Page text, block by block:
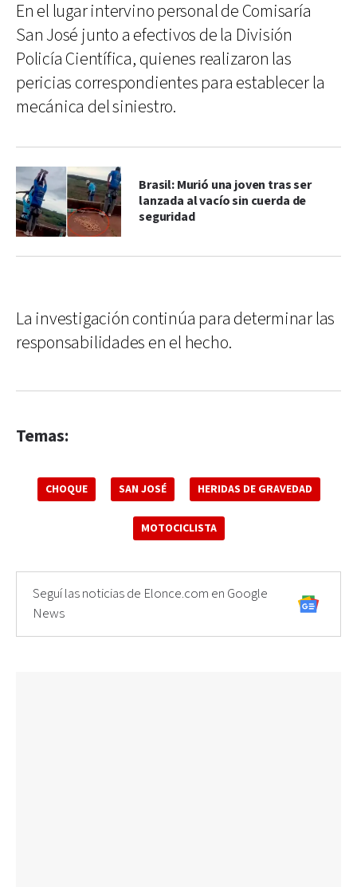
En el lugar intervino personal de Comisaría
San José junto a efectivos de la División
Policía Científica, quienes realizaron las
pericias correspondientes para establecer la
mecánica del siniestro.
Brasil: Murió una joven tras ser
lanzada al vacío sin cuerda de
seguridad
La investigación continúa para determinar las
responsabilidades en el hecho.
Temas:
CHOQUE SAN JOSÉ HERIDAS DE GRAVEDAD
MOTOCICLISTA
Seguí las noticias de Elonce.com en Google
News